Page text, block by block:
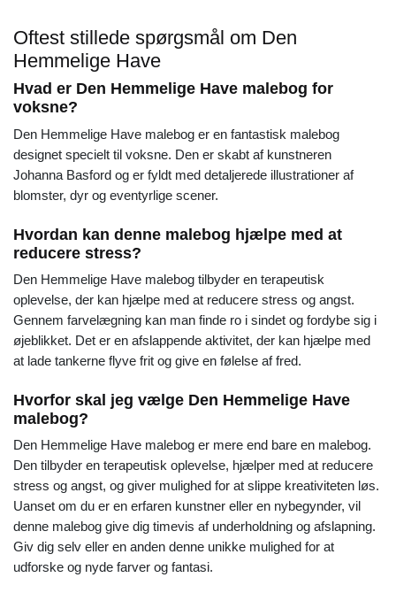
Oftest stillede spørgsmål om Den
Hemmelige Have
Hvad er Den Hemmelige Have malebog for
voksne?
Den Hemmelige Have malebog er en fantastisk malebog
designet specielt til voksne. Den er skabt af kunstneren
Johanna Basford og er fyldt med detaljerede illustrationer af
blomster, dyr og eventyrlige scener.
Hvordan kan denne malebog hjælpe med at
reducere stress?
Den Hemmelige Have malebog tilbyder en terapeutisk
oplevelse, der kan hjælpe med at reducere stress og angst.
Gennem farvelægning kan man finde ro i sindet og fordybe sig i
øjeblikket. Det er en afslappende aktivitet, der kan hjælpe med
at lade tankerne flyve frit og give en følelse af fred.
Hvorfor skal jeg vælge Den Hemmelige Have
malebog?
Den Hemmelige Have malebog er mere end bare en malebog.
Den tilbyder en terapeutisk oplevelse, hjælper med at reducere
stress og angst, og giver mulighed for at slippe kreativiteten løs.
Uanset om du er en erfaren kunstner eller en nybegynder, vil
denne malebog give dig timevis af underholdning og afslapning.
Giv dig selv eller en anden denne unikke mulighed for at
udforske og nyde farver og fantasi.